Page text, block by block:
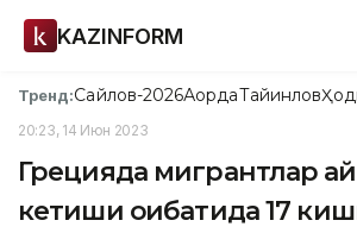
KAZINFORM
Тренд:Сайлов-2026АқордаТайинлов
20:23, 14 Июн 2023
Грецияда мигрантлар
кетиши оқибатида 17